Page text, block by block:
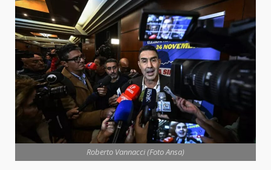
Roberto Vannacci (Foto Ansa)